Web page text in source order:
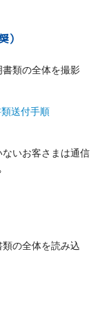
）
類の全体を撮影
送付手順
いお客さまは通信
の全体を読み込